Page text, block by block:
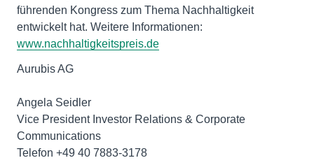
führenden Kongress zum Thema Nachhaltigkeit
entwickelt hat. Weitere Informationen:
www.nachhaltigkeitspreis.de
Aurubis AG
Angela Seidler
Vice President Investor Relations & Corporate
Communications
Telefon +49 40 7883-3178